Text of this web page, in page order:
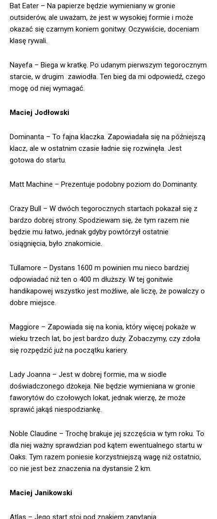
Bat Eater – Na papierze będzie wymieniany w gronie
outsiderów, ale uważam, że jest w wysokiej formie i może
okazać się czarnym koniem gonitwy. Oczywiście, doceniam
klasę rywali.
Nayefa – Biega w kratkę. Po udanym pierwszym tegorocznym
starcie, w drugim zawiodła. Ten bieg da mi odpowiedź, czego
mogę od niej wymagać.
Maciej Jodłowski
Dominanta – To fajna klaczka. Zapowiadała się na późniejszą
klacz, ale w ostatnim czasie ładnie się rozwinęła. Jest
gotowa do startu.
Matt Machine – Prezentuje podobny poziom do Dominanty.
Crazy Bull – W dwóch tegorocznych startach pokazał się z
bardzo dobrej strony. Spodziewam się, że tym razem nie
będzie mu łatwo, jednak gdyby powtórzył ostatnie
osiągnięcia, było znakomicie.
Tullamore – Dystans 1600 m powinien mu nieco bardziej
odpowiadać niż ten o 400 m dłuższy. W tej gonitwie
handikapowej wszystko jest możliwe, ale liczę, że powalczy o
dobre miejsce.
Maggiore – Zapowiada się na konia, który więcej pokaże w
wieku trzech lat, bo jest bardzo duży. Zobaczymy, czy zdoła
się rozpędzić już na początku kariery.
Lady Joanna – Jest w dobrej formie, ma w siodle
doświadczonego dżokeja. Nie będzie wymieniana w gronie
faworytów do czołowych lokat, jednak wierzę, że może
sprawić jakąś niespodziankę.
Noble Claudine – Trochę brakuje jej szczęścia w tym roku. To
dla niej ważny sprawdzian pod kątem ewentualnego startu w
Oaks. Tym razem poniesie korzystniejszą wagę niż ostatnio,
co nie jest bez znaczenia na dystansie 2 km.
Maciej Janikowski
Atlas – Jego start stoi pod znakiem zapytania.